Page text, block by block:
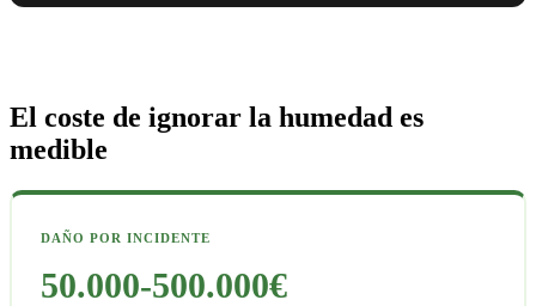
El coste de ignorar la humedad es
medible
DAÑO POR INCIDENTE
50.000-500.000€